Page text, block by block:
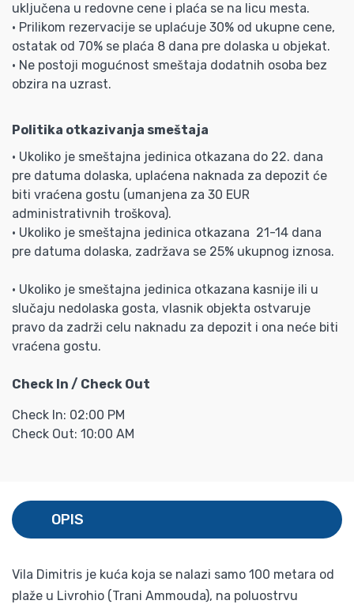
uključena u redovne cene i plaća se na licu mesta.
• Prilikom rezervacije se uplaćuje 30% od ukupne cene,
ostatak od 70% se plaća 8 dana pre dolaska u objekat.
• Ne postoji mogućnost smeštaja dodatnih osoba bez
obzira na uzrast.
Politika otkazivanja smeštaja
• Ukoliko je smeštajna jedinica otkazana do 22. dana
pre datuma dolaska, uplaćena naknada za depozit će
biti vraćena gostu (umanjena za 30 EUR
administrativnih troškova).
• Ukoliko je smeštajna jedinica otkazana 21-14 dana
pre datuma dolaska, zadržava se 25% ukupnog iznosa.
• Ukoliko je smeštajna jedinica otkazana kasnije ili u
slučaju nedolaska gosta, vlasnik objekta ostvaruje
pravo da zadrži celu naknadu za depozit i ona neće biti
vraćena gostu.
Check In / Check Out
Check In: 02:00 PM
Check Out: 10:00 AM
OPIS
Vila Dimitris je kuća koja se nalazi samo 100 metara od
plaže u Livrohio (Trani Ammouda), na poluostrvu